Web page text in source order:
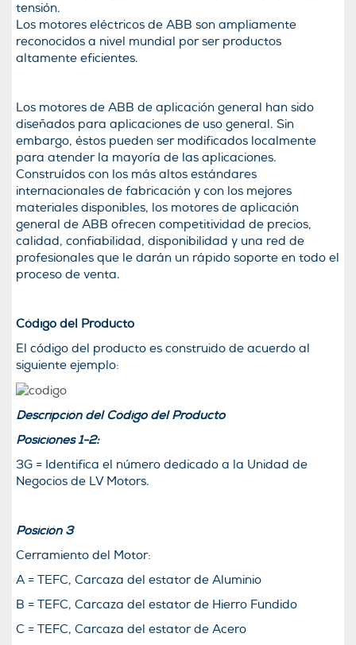
tensión.
Los motores eléctricos de ABB son ampliamente
reconocidos a nivel mundial por ser productos
altamente eficientes.
Los motores de ABB de aplicación general han sido
diseñados para aplicaciones de uso general. Sin
embargo, éstos pueden ser modificados localmente
para atender la mayoría de las aplicaciones.
Construídos con los más altos estándares
internacionales de fabricación y con los mejores
materiales disponibles, los motores de aplicación
general de ABB ofrecen competitividad de precios,
calidad, confiabilidad, disponibilidad y una red de
profesionales que le darán un rápido soporte en todo el
proceso de venta.
Código del Producto
El código del producto es construido de acuerdo al
siguiente ejemplo:
Descripción del Código del Producto
Posiciones 1-2:
3G = Identifica el número dedicado a la Unidad de
Negocios de LV Motors.
Posición 3
Cerramiento del Motor:
A = TEFC, Carcaza del estator de Aluminio
B = TEFC, Carcaza del estator de Hierro Fundido
C = TEFC, Carcaza del estator de Acero